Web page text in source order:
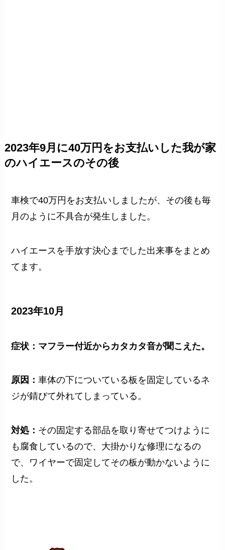
2023年9月に40万円をお支払いした我が家
のハイエースのその後
車検で40万円をお支払いしましたが、その後も毎
月のように不具合が発生しました。
ハイエースを手放す決心までした出来事をまとめ
てます。
2023年10月
症状：マフラー付近からカタカタ音が聞こえた。
原因：車体の下についている板を固定しているネ
ジが錆びて外れてしまっている。
対処： その固定する部品を取り寄せてつけように
も腐食しているので、大掛かりな修理になるの
で、ワイヤーで固定してその板が動かないように
した。